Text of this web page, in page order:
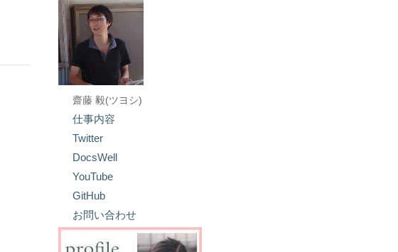
齋藤 毅(ツヨシ)
仕事内容
Twitter
DocsWell
YouTube
GitHub
お問い合わせ